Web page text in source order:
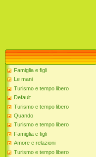
Famiglia e figli
Le mani
Turismo e tempo libero
Default
Turismo e tempo libero
Quando
Turismo e tempo libero
Famiglia e figli
Amore e relazioni
Turismo e tempo libero